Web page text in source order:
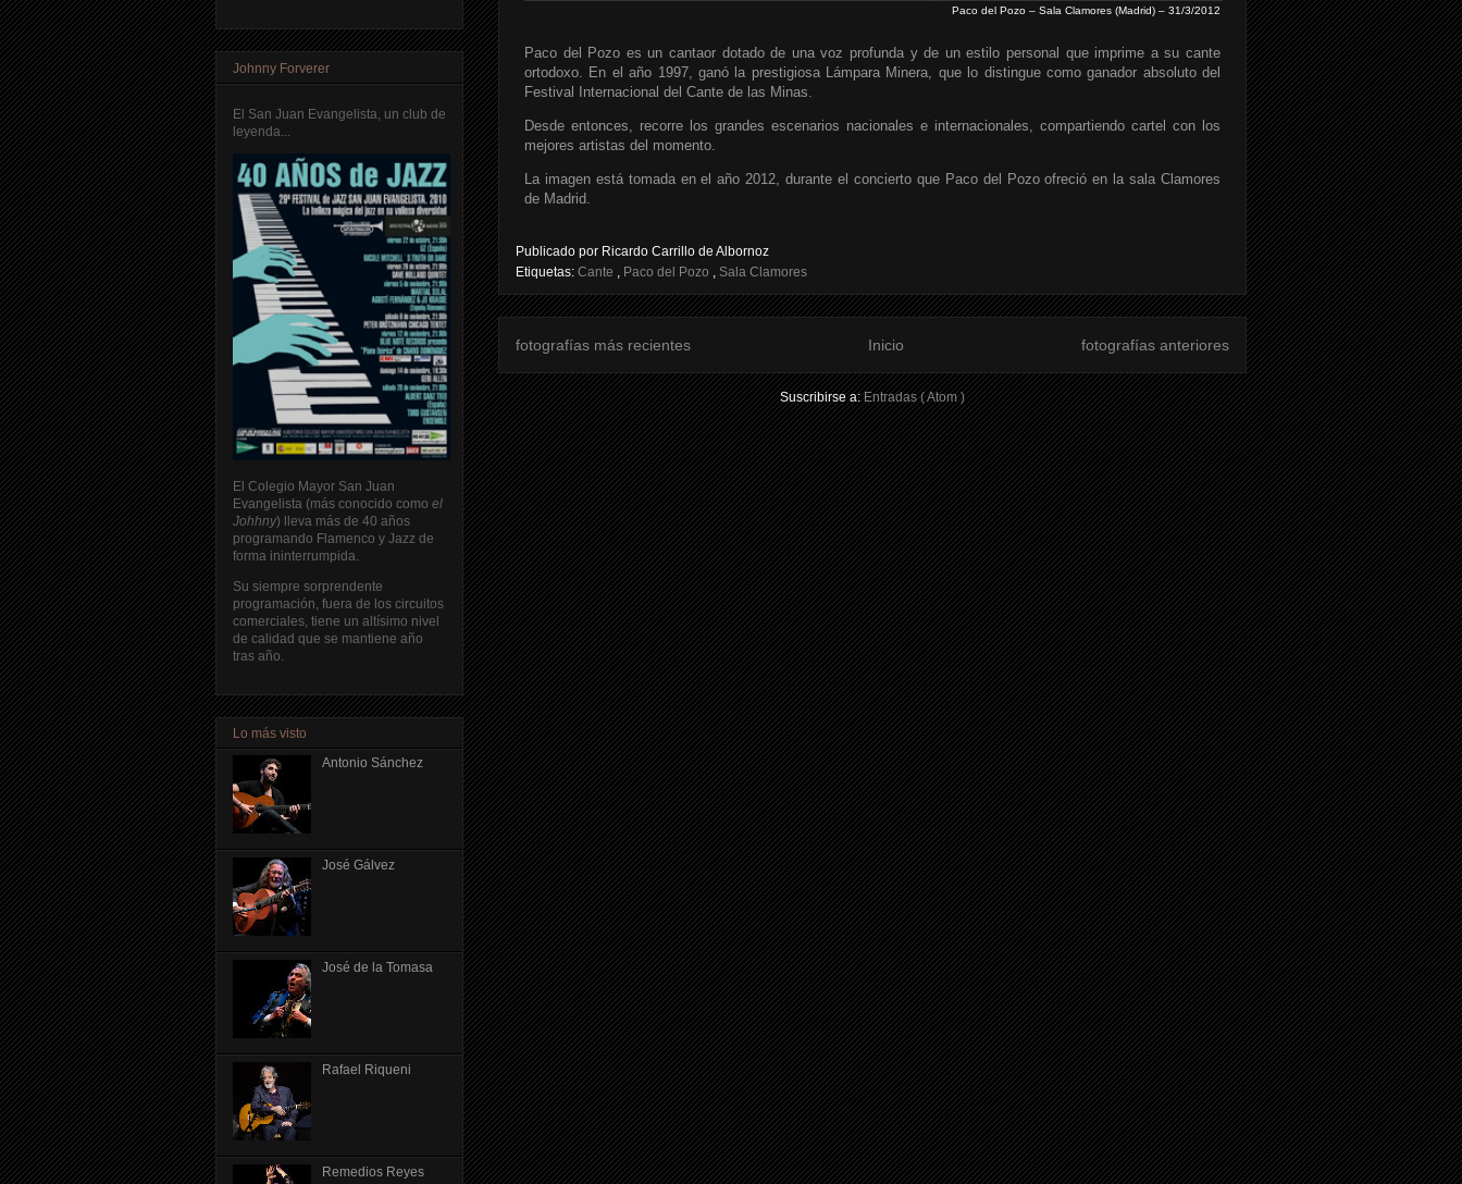
Paco del Pozo – Sala Clamores (Madrid) – 31/3/2012
Paco del Pozo es un cantaor dotado de una voz profunda y de un estilo personal que imprime a su cante
ortodoxo. En el año 1997, ganó la prestigiosa Lámpara Minera, que lo distingue como ganador absoluto del
Festival Internacional del Cante de las Minas.
Desde entonces, recorre los grandes escenarios nacionales e internacionales, compartiendo cartel con los
mejores artistas del momento.
La imagen está tomada en el año 2012, durante el concierto que Paco del Pozo ofreció en la sala Clamores
de Madrid.
Publicado por Ricardo Carrillo de Albornoz
Etiquetas: Cante , Paco del Pozo , Sala Clamores
fotografías más recientes fotografías anteriores
Inicio
Suscribirse a:Entradas ( Atom )
Johnny Forverer
El San Juan Evangelista, un club de
leyenda...
El Colegio Mayor San Juan
Evangelista (más conocido como el
Johhny) lleva más de 40 años
programando Flamenco y Jazz de
forma ininterrumpida.
Su siempre sorprendente
programación, fuera de los circuitos
comerciales, tiene un altísimo nivel
de calidad que se mantiene año
tras año.
Lo más visto
Antonio Sánchez
José Gálvez
José de la Tomasa
Rafael Riqueni
Remedios Reyes